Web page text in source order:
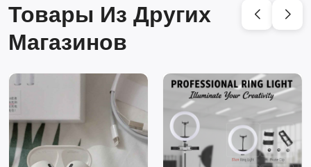
Товары Из Других
Магазинов